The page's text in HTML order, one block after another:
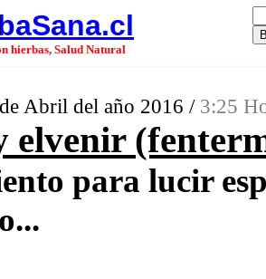
hierbas, Salud Natural
Abril del año 2016 / 3:25
elvenir
para lucir